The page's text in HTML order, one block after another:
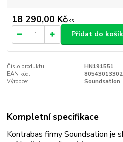
18 290,00 Kč/ks
Přidat do
Číslo produktu:
HN191551
EAN kód:
Výrobce:
Soundsation
Kompletní specifikace
Kontrabas firmy Soundsation je